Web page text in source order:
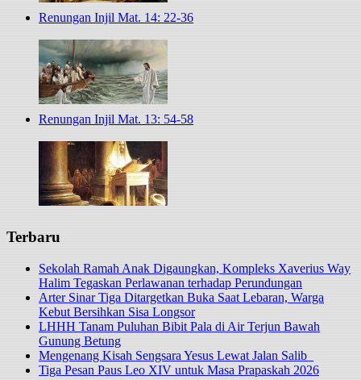
Renungan Injil Mat. 14: 22-36
Renungan Injil Mat. 13: 54-58
Terbaru
Sekolah Ramah Anak Digaungkan, Kompleks Xaverius Way
Halim Tegaskan Perlawanan terhadap Perundungan
Arter Sinar Tiga Ditargetkan Buka Saat Lebaran, Warga
Kebut Bersihkan Sisa Longsor
LHHH Tanam Puluhan Bibit Pala di Air Terjun Bawah
Gunung Betung
Mengenang Kisah Sengsara Yesus Lewat Jalan Salib
Tiga Pesan Paus Leo XIV untuk Masa Prapaskah 2026